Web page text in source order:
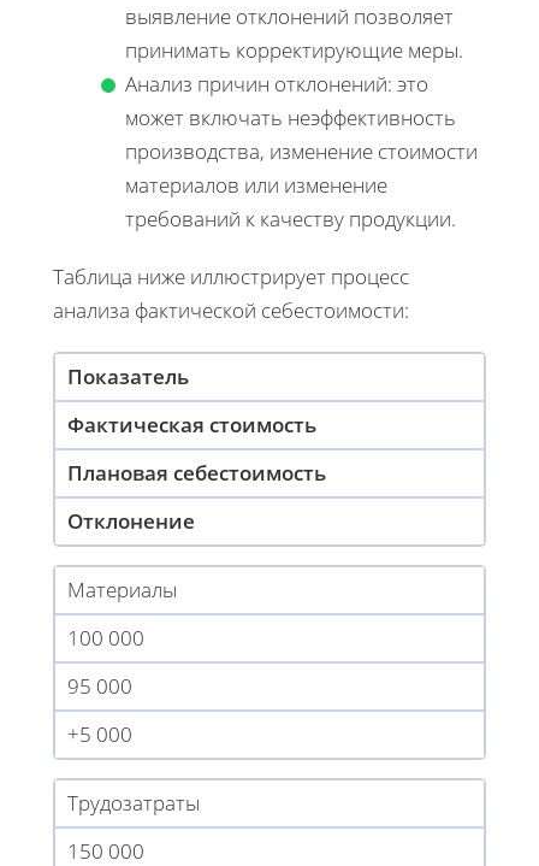
выявление отклонений позволяет
принимать корректирующие меры.
Анализ причин отклонений: это
может включать неэффективность
производства, изменение стоимости
материалов или изменение
требований к качеству продукции.
Таблица ниже иллюстрирует процесс
анализа фактической себестоимости:
Показатель
Фактическая стоимость
Плановая себестоимость
Отклонение
Материалы
100 000
95 000
+5 000
Трудозатраты
150 000